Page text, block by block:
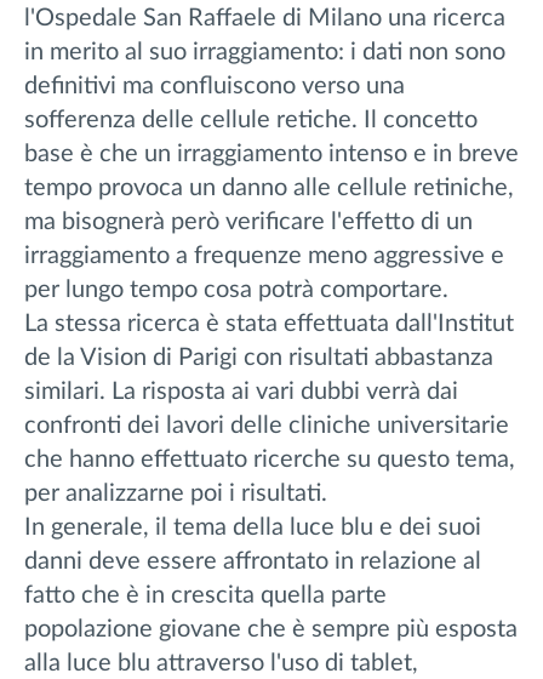
l'Ospedale San Raffaele di Milano una ricerca
in merito al suo irraggiamento: i dati non sono
definitivi ma confluiscono verso una
sofferenza delle cellule retiche. Il concetto
base è che un irraggiamento intenso e in breve
tempo provoca un danno alle cellule retiniche,
ma bisognerà però verificare l'effetto di un
irraggiamento a frequenze meno aggressive e
per lungo tempo cosa potrà comportare.
La stessa ricerca è stata effettuata dall'Institut
de la Vision di Parigi con risultati abbastanza
similari. La risposta ai vari dubbi verrà dai
confronti dei lavori delle cliniche universitarie
che hanno effettuato ricerche su questo tema,
per analizzarne poi i risultati.
In generale, il tema della luce blu e dei suoi
danni deve essere affrontato in relazione al
fatto che è in crescita quella parte
popolazione giovane che è sempre più esposta
alla luce blu attraverso l'uso di tablet,